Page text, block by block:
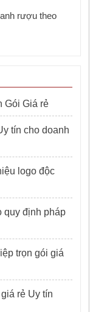
rượu theo
Gói Giá rẻ
tín cho doanh
logo độc
quy định pháp
trọn gói giá
rẻ Uy tín